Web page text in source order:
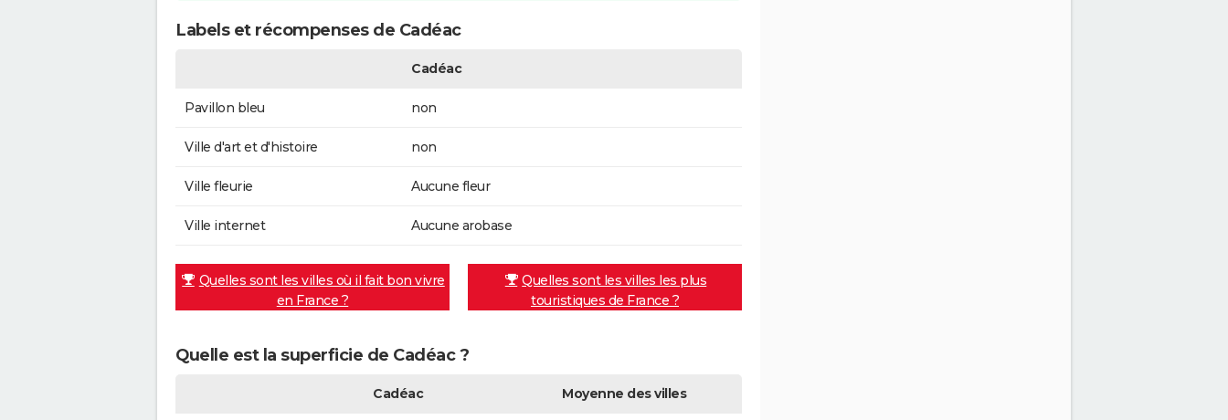
Labels et récompenses de Cadéac
Cadéac
Pavillon bleu non
Ville d'art et d'histoire non
Ville fleurie Aucune fleur
Ville internet Aucune arobase
Quelles sont les villes où il fait bon vivre
en France ?
Quelles sont les villes les plus
touristiques de France ?
Quelle est la superficie de Cadéac ?
Cadéac Moyenne des villes